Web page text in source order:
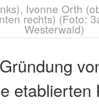
Ivonne Orth
rechts) (Foto:
Westerwald)
etablierten